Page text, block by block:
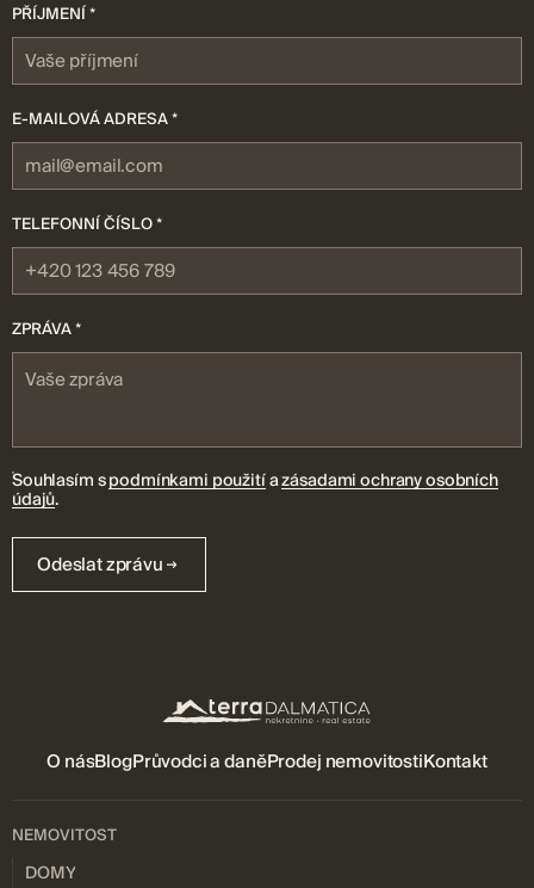
PŘÍJMENÍ *
E-MAILOVÁ ADRESA *
TELEFONNÍ ČÍSLO *
ZPRÁVA *
Souhlasím spodmínkami použitíazásadami ochrany osobních
údajů.
Odeslat zprávu
O násBlogPrůvodci a daněProdej nemovitostiKontakt
NEMOVITOST
DOMY